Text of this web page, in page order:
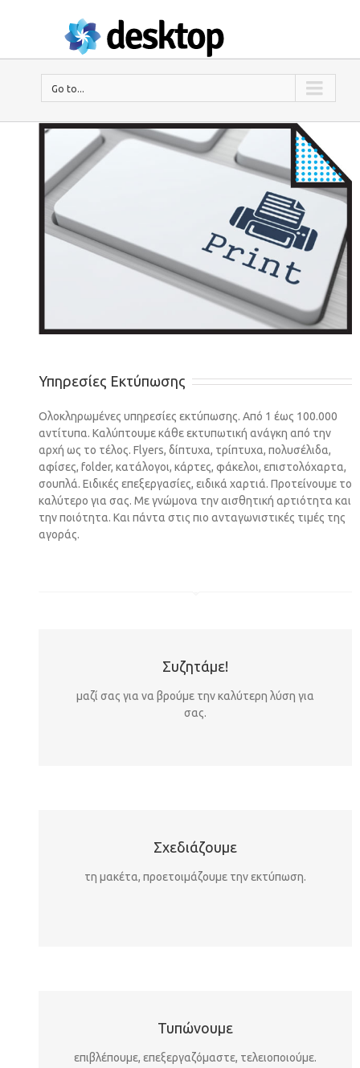
Go to...ΕΚΤΥΠΩΣΕΙΣ
Υπηρεσίες Εκτύπωσης
Ολοκληρωμένες υπηρεσίες εκτύπωσης. Από 1 έως 100.000
αντίτυπα. Καλύπτουμε κάθε εκτυπωτική ανάγκη από την
αρχή ως το τέλος. Flyers, δίπτυχα, τρίπτυχα, πολυσέλιδα,
αφίσες, folder, κατάλογοι, κάρτες, φάκελοι, επιστολόχαρτα,
σουπλά. Ειδικές επεξεργασίες, ειδικά χαρτιά. Προτείνουμε το
καλύτερο για σας. Με γνώμονα την αισθητική αρτιότητα και
την ποιότητα. Και πάντα στις πιο ανταγωνιστικές τιμές της
αγοράς.
Συζητάμε!
μαζί σας για να βρούμε την καλύτερη λύση για
σας.
Σχεδιάζουμε
τη μακέτα, προετοιμάζουμε την εκτύπωση.
Τυπώνουμε
επιβλέπουμε, επεξεργαζόμαστε, τελειοποιούμε.